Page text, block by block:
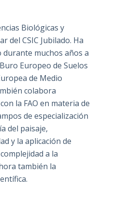
Biológicas y
del CSIC Jubilado. Ha
muchos años a
Europeo de Suelos
de Medio
colabora
la FAO en materia de
de especialización
del paisaje,
y la aplicación de
a la
también la